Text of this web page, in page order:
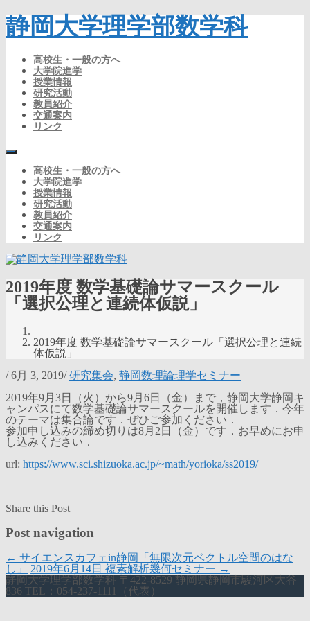
静岡大学理学部数学科
高校生・一般の方へ
大学院進学
授業情報
研究活動
教員紹介
交通案内
リンク
高校生・一般の方へ
大学院進学
授業情報
研究活動
教員紹介
交通案内
リンク
2019年度 数学基礎論サマースクール
「選択公理と連続体仮説」
2019年度 数学基礎論サマースクール「選択公理と連続
体仮説」
/ 6月 3, 2019/ 研究集会, 静岡数理論理学セミナー
2019年9月3日（火）から9月6日（金）まで，静岡大学静岡キ
ャンパスにて数学基礎論サマースクールを開催します．今年
のテーマは集合論です．ぜひご参加ください．
参加申し込みの締め切りは8月2日（金）です．お早めにお申
し込みください．
url: https://www.sci.shizuoka.ac.jp/~math/yorioka/ss2019/
Share this Post
Post navigation
← サイエンスカフェin静岡「無限次元ベクトル空間のはな
し」
2019年6月14日 複素解析幾何セミナー →
静岡大学理学部数学科 〒422-8529 静岡県静岡市駿河区大谷
836 TEL：054-237-1111（代表）